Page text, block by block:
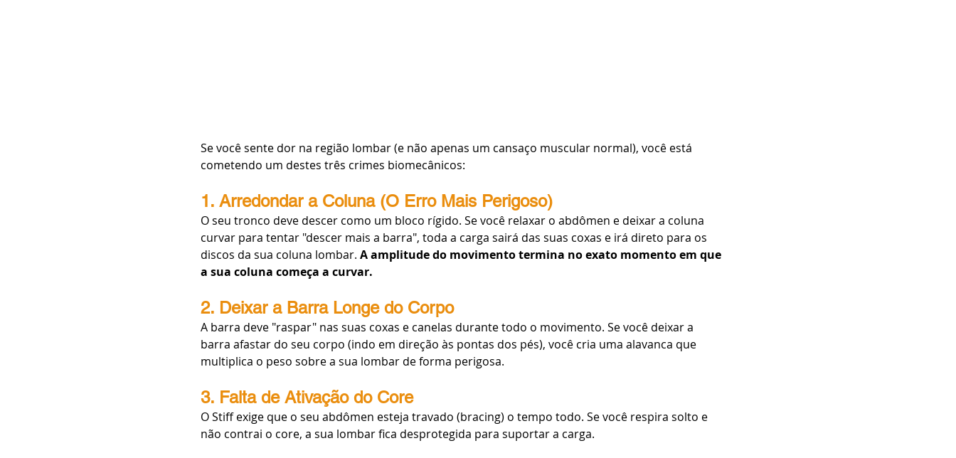
Se você sente dor na região lombar (e não apenas um cansaço muscular normal), você está
cometendo um destes três crimes biomecânicos:
1. Arredondar a Coluna (O Erro Mais Perigoso)
O seu tronco deve descer como um bloco rígido. Se você relaxar o abdômen e deixar a coluna
curvar para tentar "descer mais a barra", toda a carga sairá das suas coxas e irá direto para os
discos da sua coluna lombar. A amplitude do movimento termina no exato momento em que
a sua coluna começa a curvar.
2. Deixar a Barra Longe do Corpo
A barra deve "raspar" nas suas coxas e canelas durante todo o movimento. Se você deixar a
barra afastar do seu corpo (indo em direção às pontas dos pés), você cria uma alavanca que
multiplica o peso sobre a sua lombar de forma perigosa.
3. Falta de Ativação do Core
O Stiff exige que o seu abdômen esteja travado (bracing) o tempo todo. Se você respira solto e
não contrai o core, a sua lombar fica desprotegida para suportar a carga.